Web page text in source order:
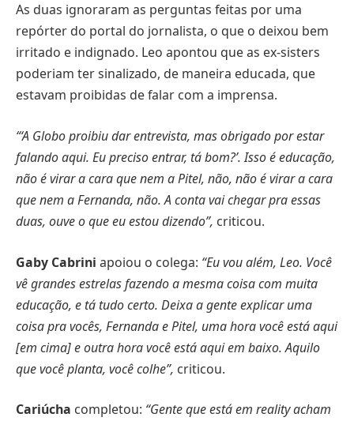
As duas ignoraram as perguntas feitas por uma
repórter do portal do jornalista, o que o deixou bem
irritado e indignado. Leo apontou que as ex-sisters
poderiam ter sinalizado, de maneira educada, que
estavam proibidas de falar com a imprensa.
“‘A Globo proibiu dar entrevista, mas obrigado por estar
falando aqui. Eu preciso entrar, tá bom?’. Isso é educação,
não é virar a cara que nem a Pitel, não, não é virar a cara
que nem a Fernanda, não. A conta vai chegar pra essas
duas, ouve o que eu estou dizendo”, criticou.
Gaby Cabrini apoiou o colega: “Eu vou além, Leo. Você
vê grandes estrelas fazendo a mesma coisa com muita
educação, e tá tudo certo. Deixa a gente explicar uma
coisa pra vocês, Fernanda e Pitel, uma hora você está aqui
[em cima] e outra hora você está aqui em baixo. Aquilo
que você planta, você colhe”, criticou.
Cariúcha completou: “Gente que está em reality acham